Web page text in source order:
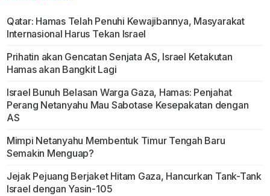
Qatar: Hamas Telah Penuhi Kewajibannya, Masyarakat
Internasional Harus Tekan Israel
Prihatin akan Gencatan Senjata AS, Israel Ketakutan
Hamas akan Bangkit Lagi
Israel Bunuh Belasan Warga Gaza, Hamas: Penjahat
Perang Netanyahu Mau Sabotase Kesepakatan dengan
AS
Mimpi Netanyahu Membentuk Timur Tengah Baru
Semakin Menguap?
Jejak Pejuang Berjaket Hitam Gaza, Hancurkan Tank-Tank
Israel dengan Yasin-105